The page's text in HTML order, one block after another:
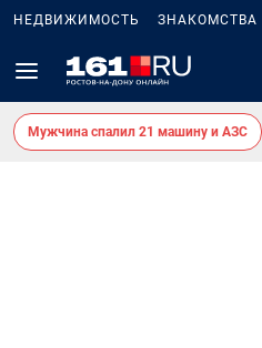
НЕДВИЖИМОСТЬ ЗНАКОМСТВА
Мужчина спалил 21 машину и АЗС